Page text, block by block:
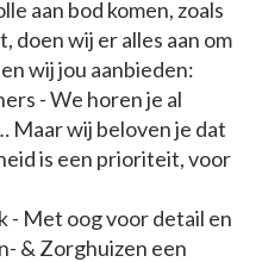
aan bod komen, zoals
doen wij er alles aan om
wij jou aanbieden:
- We horen je al
Maar wij beloven je dat
is een prioriteit, voor
- Met oog voor detail en
& Zorghuizen een